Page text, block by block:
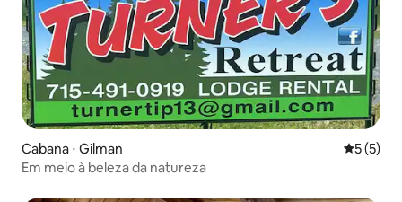
Cabana ⋅ Gilman 5 de
5 (5)
Em meio à beleza da natureza